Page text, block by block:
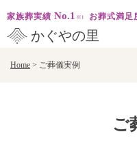
かぐやの里
家族葬実績 No.1 お葬式満足
Home > ご葬儀実例
ご